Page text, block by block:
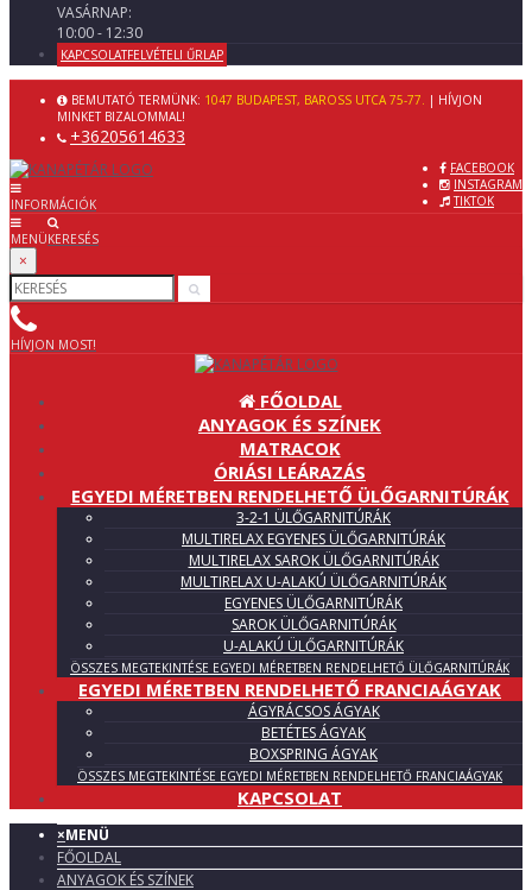
VASÁRNAP:
10:00 - 12:30
KAPCSOLATFELVÉTELI ŰRLAP
BEMUTATÓ TERMÜNK: 1047 BUDAPEST, BAROSS UTCA 75-77.
| HÍVJON
MINKET BIZALOMMAL!
+36205614633
FACEBOOK
INSTAGRAM
TIKTOK
INFORMÁCIÓK
MENÜKERESÉS
×
HÍVJON MOST!
FŐOLDAL
ANYAGOK ÉS SZÍNEK
MATRACOK
ÓRIÁSI LEÁRAZÁS
EGYEDI MÉRETBEN RENDELHETŐ ÜLŐGARNITÚRÁK
3-2-1 ÜLŐGARNITÚRÁK
MULTIRELAX EGYENES ÜLŐGARNITÚRÁK
MULTIRELAX SAROK ÜLŐGARNITÚRÁK
MULTIRELAX U-ALAKÚ ÜLŐGARNITÚRÁK
EGYENES ÜLŐGARNITÚRÁK
SAROK ÜLŐGARNITÚRÁK
U-ALAKÚ ÜLŐGARNITÚRÁK
ÖSSZES MEGTEKINTÉSE EGYEDI MÉRETBEN RENDELHETŐ ÜLŐGARNITÚRÁK
EGYEDI MÉRETBEN RENDELHETŐ FRANCIAÁGYAK
ÁGYRÁCSOS ÁGYAK
BETÉTES ÁGYAK
BOXSPRING ÁGYAK
ÖSSZES MEGTEKINTÉSE EGYEDI MÉRETBEN RENDELHETŐ FRANCIAÁGYAK
KAPCSOLAT
×MENÜ
FŐOLDAL
ANYAGOK ÉS SZÍNEK